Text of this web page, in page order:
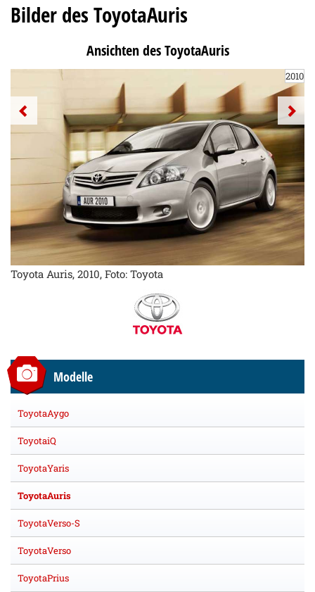
Bilder des ToyotaAuris
Ansichten des ToyotaAuris
2010
Toyota Auris, 2010, Foto: Toyota
Modelle
ToyotaAygo
ToyotaiQ
ToyotaYaris
ToyotaAuris
ToyotaVerso-S
ToyotaVerso
ToyotaPrius